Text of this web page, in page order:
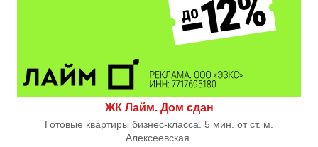
ЖК Лайм. Дом сдан
Готовые квартиры бизнес-класса. 5 мин. от ст. м.
Алексеевская.